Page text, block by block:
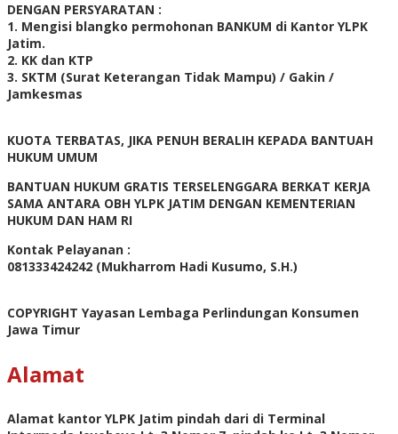
DENGAN PERSYARATAN :
1. Mengisi blangko permohonan BANKUM di Kantor YLPK
Jatim.
2. KK dan KTP
3. SKTM (Surat Keterangan Tidak Mampu) / Gakin /
Jamkesmas
KUOTA TERBATAS, JIKA PENUH BERALIH KEPADA BANTUAH
HUKUM UMUM
BANTUAN HUKUM GRATIS TERSELENGGARA BERKAT KERJA
SAMA ANTARA OBH YLPK JATIM DENGAN KEMENTERIAN
HUKUM DAN HAM RI
Kontak Pelayanan :
081333424242 (Mukharrom Hadi Kusumo, S.H.)
COPYRIGHT Yayasan Lembaga Perlindungan Konsumen
Jawa Timur
Alamat
Alamat kantor YLPK Jatim pindah dari di Terminal